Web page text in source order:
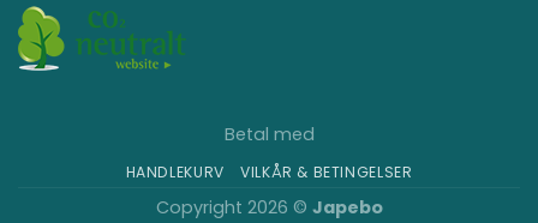
Betal med
HANDLEKURV VILKÅR & BETINGELSER
Copyright 2026 © Japebo